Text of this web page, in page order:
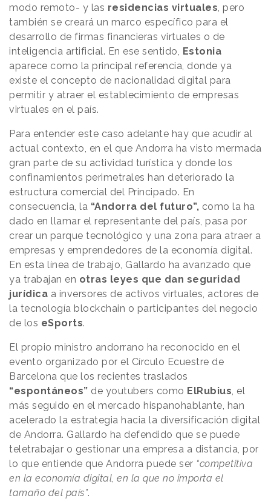
modo remoto- y las residencias virtuales, pero
también se creará un marco específico para el
desarrollo de firmas financieras virtuales o de
inteligencia artificial. En ese sentido, Estonia
aparece como la principal referencia, donde ya
existe el concepto de nacionalidad digital para
permitir y atraer el establecimiento de empresas
virtuales en el país.
Para entender este caso adelante hay que acudir al
actual contexto, en el que Andorra ha visto mermada
gran parte de su actividad turística y donde los
confinamientos perimetrales han deteriorado la
estructura comercial del Principado. En
consecuencia, la “Andorra del futuro”, como la ha
dado en llamar el representante del país, pasa por
crear un parque tecnológico y una zona para atraer a
empresas y emprendedores de la economía digital.
En esta línea de trabajo, Gallardo ha avanzado que
ya trabajan en otras leyes que dan seguridad
jurídica a inversores de activos virtuales, actores de
la tecnología blockchain o participantes del negocio
de los eSports.
El propio ministro andorrano ha reconocido en el
evento organizado por el Círculo Ecuestre de
Barcelona que los recientes traslados
“espontáneos” de youtubers como ElRubius, el
más seguido en el mercado hispanohablante, han
acelerado la estrategia hacia la diversificación digital
de Andorra. Gallardo ha defendido que se puede
teletrabajar o gestionar una empresa a distancia, por
lo que entiende que Andorra puede ser “competitiva
en la economía digital, en la que no importa el
tamaño del país”.